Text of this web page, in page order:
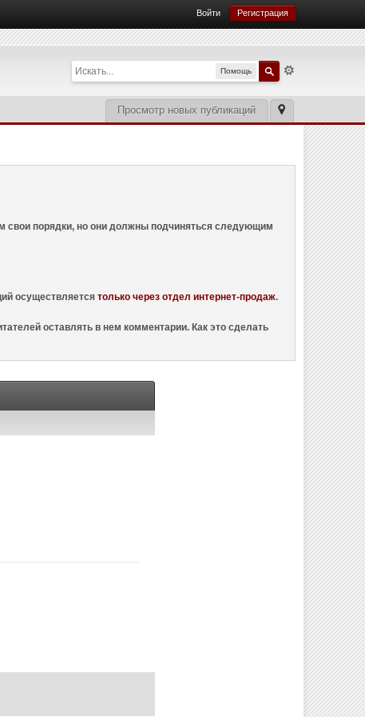
Войти Регистрация
Помощь
Просмотр новых публикаций
свои порядки, но они должны подчиняться следующим
осуществляетсятолько через отдел интернет-продаж.
оставлять в нем комментарии. Как это сделать